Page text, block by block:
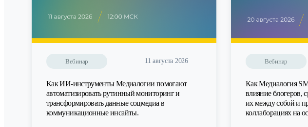
Вебинар 11 августа 2026
Как ИИ-инструменты Медиалогии помогают
автоматизировать рутинный мониторинг и
трансформировать данные соцмедиа в
коммуникационные инсайты.
Вебинар
Как Медиалогия
влияние блогеров,
их между собой и
коллаборациях на